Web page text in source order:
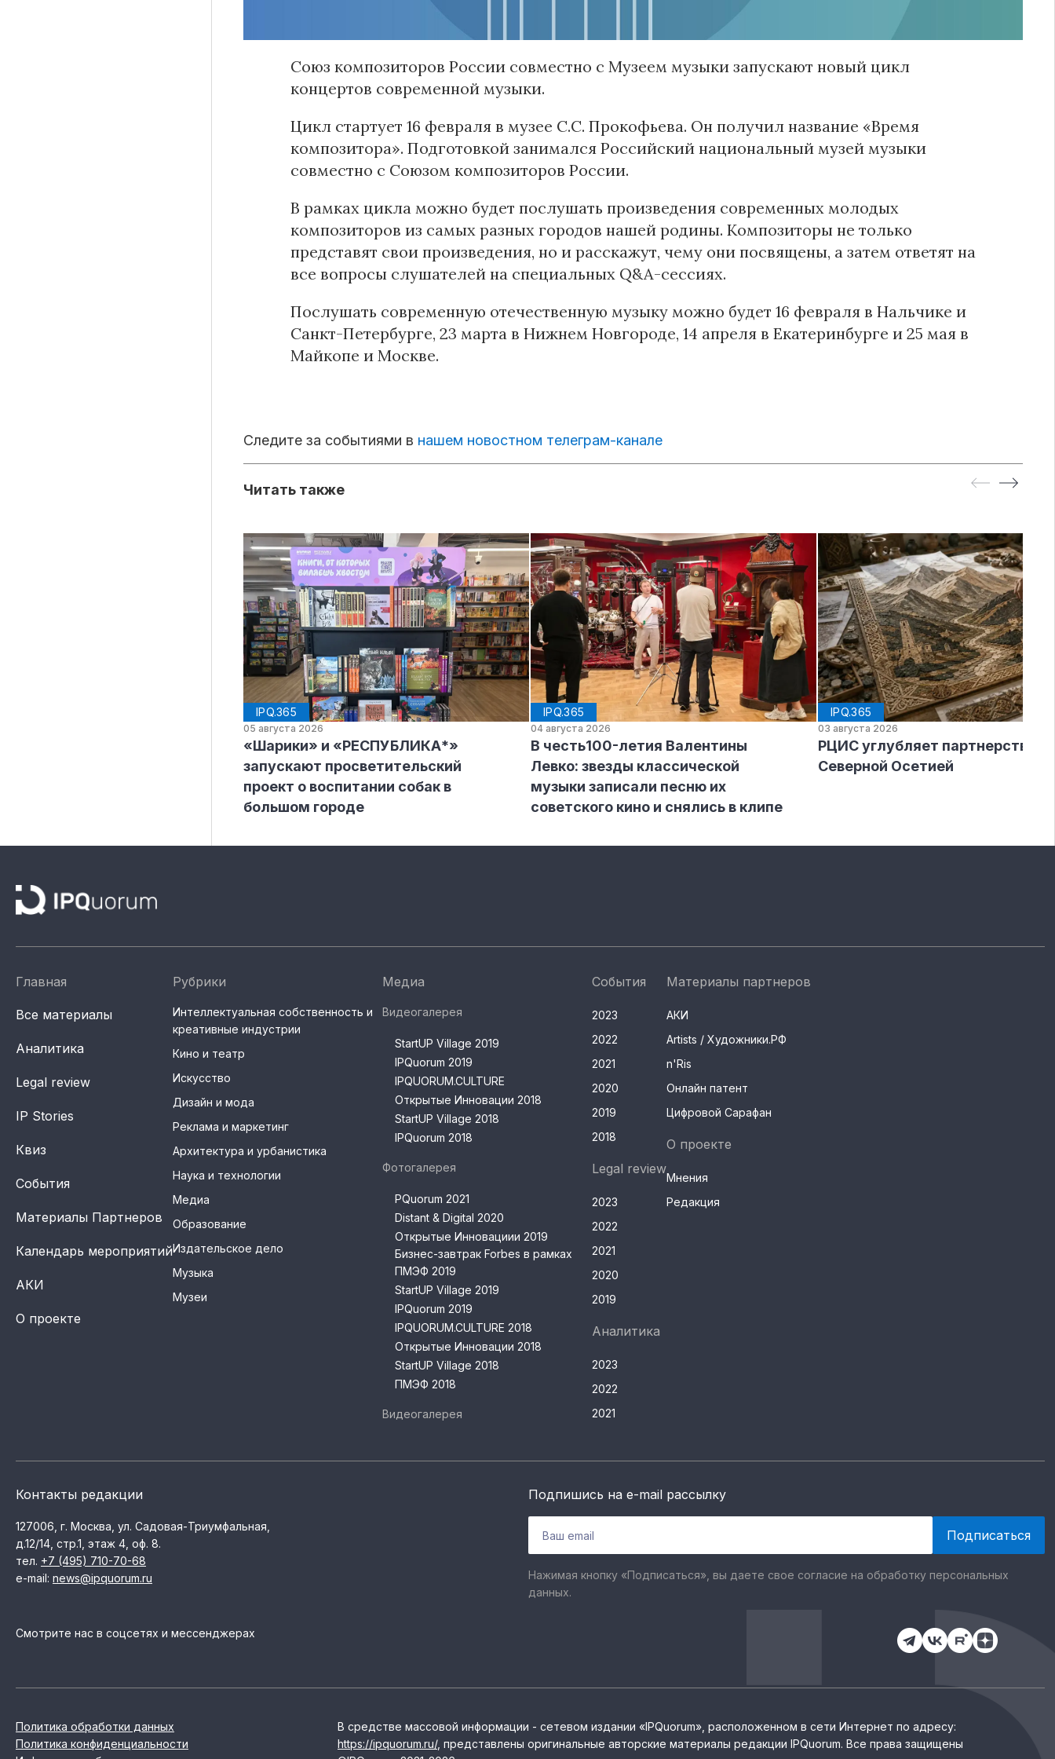
Смотрите нас в соцсетях и мессенджерах
Союз композиторов России совместно с Музеем музыки запускают новый цикл
концертов современной музыки.
Цикл стартует 16 февраля в музее С.С. Прокофьева. Он получил название «Время
композитора». Подготовкой занимался Российский национальный музей музыки
совместно с Союзом композиторов России.
В рамках цикла можно будет послушать произведения современных молодых
композиторов из самых разных городов нашей родины. Композиторы не только
представят свои произведения, но и расскажут, чему они посвящены, а затем ответят на
все вопросы слушателей на специальных Q&A-сессиях.
Послушать современную отечественную музыку можно будет 16 февраля в Нальчике и
Санкт-Петербурге, 23 марта в Нижнем Новгороде, 14 апреля в Екатеринбурге и 25 мая в
Майкопе и Москве.
Следите за событиями в нашем новостном телеграм-канале
Читать также
IPQ.365
05 августа 2026
«Шарики» и «РЕСПУБЛИКА*»
запускают просветительский
проект о воспитании собак в
большом городе
IPQ.365
04 августа 2026
В честь100-летия Валентины
Левко: звезды классической
музыки записали песню их
советского кино и снялись в клипе
IPQ.365
03 августа 2026
РЦИС углубляет партнерство с
Северной Осетией
Главная
Все материалы
Аналитика
Legal review
IP Stories
Квиз
События
Материалы Партнеров
Календарь мероприятий
АКИ
О проекте
Рубрики
Интеллектуальная собственность и
креативные индустрии
Кино и театр
Искусство
Дизайн и мода
Реклама и маркетинг
Архитектура и урбанистика
Наука и технологии
Медиа
Образование
Издательское дело
Музыка
Музеи
Медиа
Видеогалерея
StartUP Village 2019
IPQuorum 2019
IPQUORUM.CULTURE
Открытые Инновации 2018
StartUP Village 2018
IPQuorum 2018
Фотогалерея
PQuorum 2021
Distant & Digital 2020
Открытые Инновациии 2019
Бизнес-завтрак Forbes в рамках
ПМЭФ 2019
StartUP Village 2019
IPQuorum 2019
IPQUORUM.CULTURE 2018
Открытые Инновации 2018
StartUP Village 2018
ПМЭФ 2018
Видеогалерея
События
2023
2022
2021
2020
2019
2018
Legal review
2023
2022
2021
2020
2019
Аналитика
2023
2022
2021
Материалы партнеров
АКИ
Artists / Художники.РФ
n'Ris
Онлайн патент
Цифровой Сарафан
О проекте
Мнения
Редакция
Контакты редакции
127006, г. Москва, ул. Садовая-Триумфальная,
д.12/14, стр.1, этаж 4, оф. 8.
тел. +7 (495) 710-70-68
e-mail: news@ipquorum.ru
Подпишись на e-mail рассылку
Нажимая кнопку «Подписаться», вы даете свое согласие на обработку персональных
данных.
Смотрите нас в соцсетях и мессенджерах
Политика обработки данных
Политика конфиденциальности
В средстве массовой информации - сетевом издании «IPQuorum», расположенном в сети Интернет по адресу:
https://ipquorum.ru/, представлены оригинальные авторские материалы редакции IPQuorum. Все права защищены